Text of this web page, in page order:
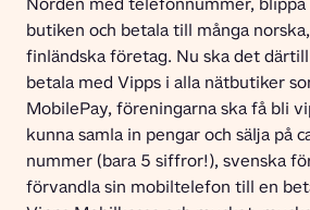
butiken och betala till många
finländska företag. Nu ska det
betala med Vipps i alla nätbutiker
MobilePay, föreningarna ska få bli
kunna samla in pengar och sälja på
nummer (bara 5 siffror!), svenska
förvandla sin mobiltelefon till en